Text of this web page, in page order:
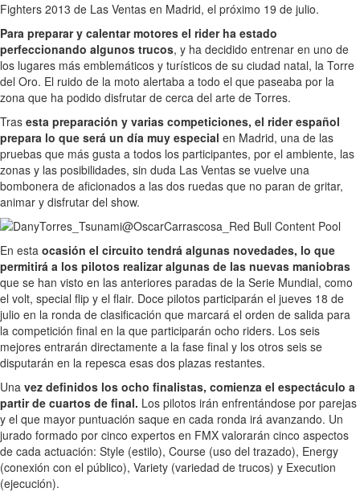
Fighters 2013 de Las Ventas en Madrid, el próximo 19 de julio.
Para preparar y calentar motores el rider ha estado
perfeccionando algunos trucos, y ha decidido entrenar en uno de
los lugares más emblemáticos y turísticos de su ciudad natal, la Torre
del Oro. El ruido de la moto alertaba a todo el que paseaba por la
zona que ha podido disfrutar de cerca del arte de Torres.
Tras esta preparación y varias competiciones, el rider español
prepara lo que será un día muy especial en Madrid, una de las
pruebas que más gusta a todos los participantes, por el ambiente, las
zonas y las posibilidades, sin duda Las Ventas se vuelve una
bombonera de aficionados a las dos ruedas que no paran de gritar,
animar y disfrutar del show.
En esta ocasión el circuito tendrá algunas novedades, lo que
permitirá a los pilotos realizar algunas de las nuevas maniobras
que se han visto en las anteriores paradas de la Serie Mundial, como
el volt, special flip y el flair. Doce pilotos participarán el jueves 18 de
julio en la ronda de clasificación que marcará el orden de salida para
la competición final en la que participarán ocho riders. Los seis
mejores entrarán directamente a la fase final y los otros seis se
disputarán en la repesca esas dos plazas restantes.
Una vez definidos los ocho finalistas, comienza el espectáculo a
partir de cuartos de final. Los pilotos irán enfrentándose por parejas
y el que mayor puntuación saque en cada ronda irá avanzando. Un
jurado formado por cinco expertos en FMX valorarán cinco aspectos
de cada actuación: Style (estilo), Course (uso del trazado), Energy
(conexión con el público), Variety (variedad de trucos) y Execution
(ejecución).